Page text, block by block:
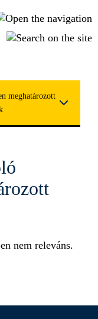
meghatározott
nem releváns.